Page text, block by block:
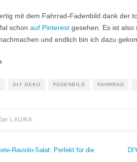
mit dem Fahrrad-Fadenbild dank der
schon auf Pinterest gesehen. Es ist also
und endlich bin ich dazu
DIY DEKO FADENBILD FAHRRAD
LAURA
Raviolo-Salat: Perfekt für die